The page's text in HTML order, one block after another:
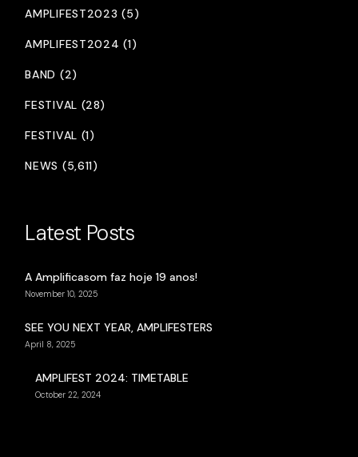
AMPLIFEST2023 (5)
AMPLIFEST2024 (1)
BAND (2)
FESTIVAL (28)
FESTIVAL (1)
NEWS (5,611)
Latest Posts
A Amplificasom faz hoje 19 anos!
November 10, 2025
SEE YOU NEXT YEAR, AMPLIFESTERS
April 8, 2025
AMPLIFEST 2024: TIMETABLE
October 22, 2024